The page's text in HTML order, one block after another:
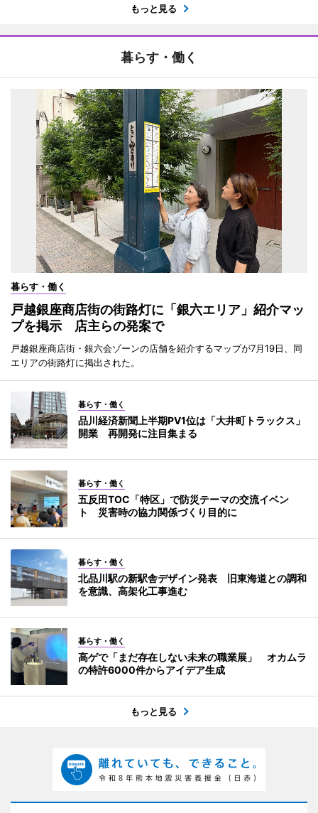
もっと見る
暮らす・働く
暮らす・働く
戸越銀座商店街の街路灯に「銀六エリア」紹介マッ
プを掲示 店主らの発案で
戸越銀座商店街・銀六会ゾーンの店舗を紹介するマップが7月19日、同
エリアの街路灯に掲出された。
暮らす・働く
品川経済新聞上半期PV1位は「大井町トラックス」
開業 再開発に注目集まる
暮らす・働く
五反田TOC「特区」で防災テーマの交流イベン
ト 災害時の協力関係づくり目的に
暮らす・働く
北品川駅の新駅舎デザイン発表 旧東海道との調和
を意識、高架化工事進む
暮らす・働く
高ゲで「まだ存在しない未来の職業展」 オカムラ
の特許6000件からアイデア生成
もっと見る